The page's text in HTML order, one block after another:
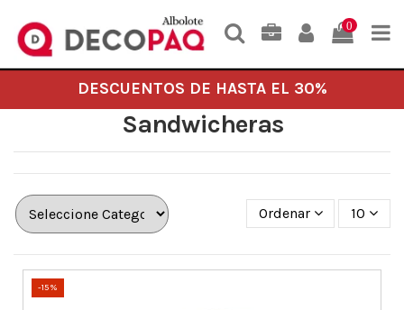
0
DESCUENTOS DE HASTA EL 30%
Sandwicheras
Ordenar 10
-15%